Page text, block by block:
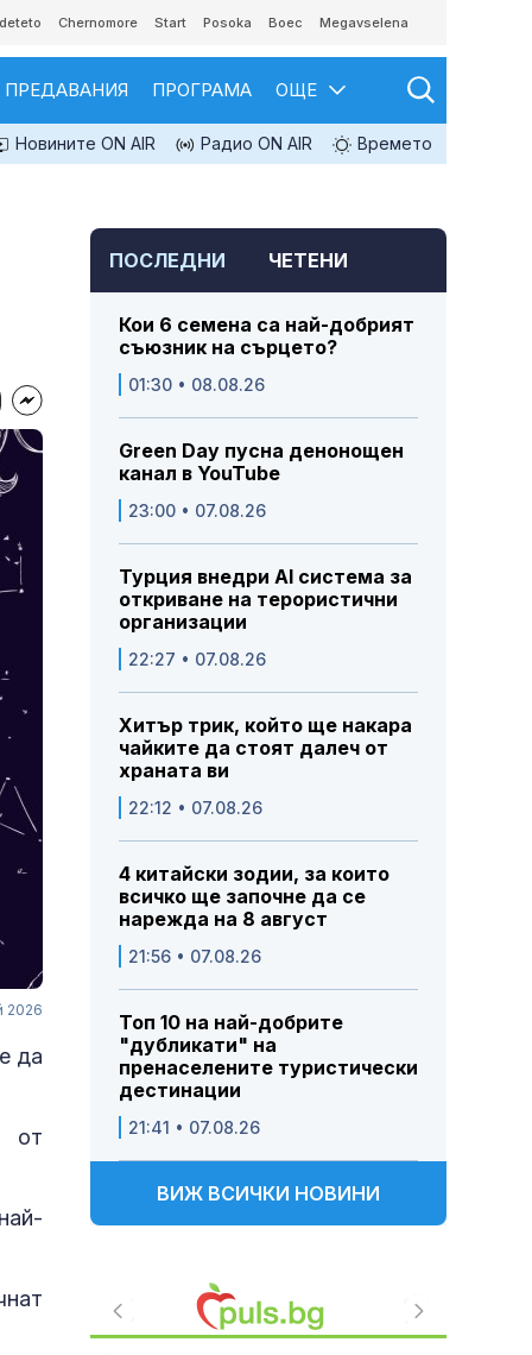
Chernomore Start Posoka Boec Megavselena
ПРЕДАВАНИЯ ПРОГРАМА ОЩЕ
Новините ON AIR Радио ON AIR Времето
2026
да
от
ПОСЛЕДНИ ЧЕТЕНИ
Кои 6 семена са най-добрият
съюзник на сърцето?
01:30 • 08.08.26
Green Day пусна денонощен
канал в YouTube
23:00 • 07.08.26
Турция внедри AI система за
откриване на терористични
организации
22:27 • 07.08.26
Хитър трик, който ще накара
чайките да стоят далеч от
храната ви
22:12 • 07.08.26
4 китайски зодии, за които
всичко ще започне да се
нарежда на 8 август
21:56 • 07.08.26
Топ 10 на най-добрите
"дубликати" на
пренаселените туристически
дестинации
21:41 • 07.08.26
ВИЖ ВСИЧКИ НОВИНИ